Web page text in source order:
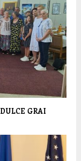
GRAI